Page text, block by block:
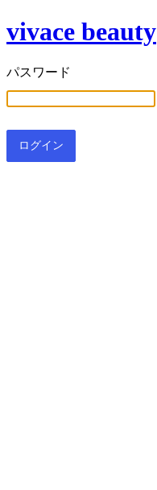
vivace beauty
パスワード